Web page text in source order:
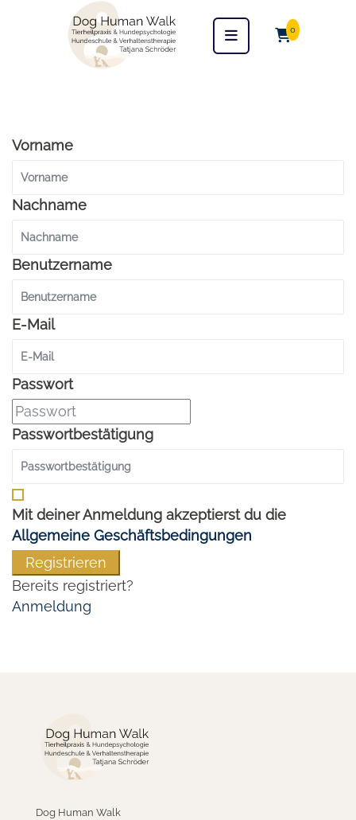
0
Vorname
Nachname
Benutzername
E-Mail
Passwort
Passwortbestätigung
Mit deiner Anmeldung akzeptierst du die
Allgemeine Geschäftsbedingungen
Registrieren
Bereits registriert?
Anmeldung
Dog Human Walk